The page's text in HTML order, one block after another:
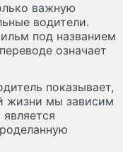
важную
водители.
под названием
означает
показывает,
жизни мы зависим